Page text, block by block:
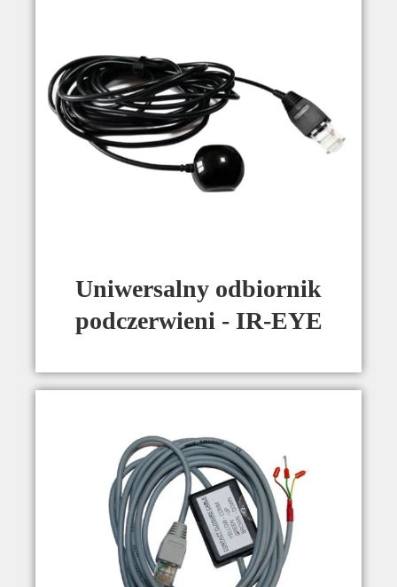
Uniwersalny odbiornik
podczerwieni - IR-EYE